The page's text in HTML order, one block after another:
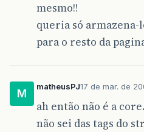
mesmo!!
queria só
para o resto da
M
matheusPJ17 de mar. de
ah então não é a
não sei das tags do